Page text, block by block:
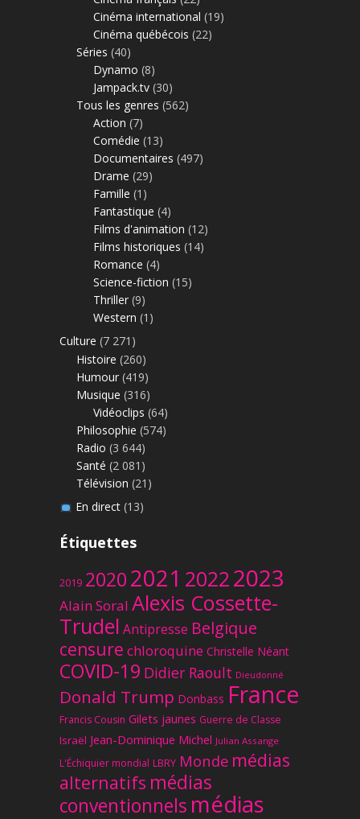
Cinéma international (19)
Cinéma québécois (22)
Séries (40)
Dynamo (8)
Jampack.tv (30)
Tous les genres (562)
Action (7)
Comédie (13)
Documentaires (497)
Drame (29)
Famille (1)
Fantastique (4)
Films d'animation (12)
Films historiques (14)
Romance (4)
Science-fiction (15)
Thriller (9)
Western (1)
Culture (7 271)
Histoire (260)
Humour (419)
Musique (316)
Vidéoclips (64)
Philosophie (574)
Radio (3 644)
Santé (2 081)
Télévision (21)
En direct(13)
Étiquettes
2019 20202021 20222023
Alain Soral Alexis Cossette-
Trudel Antipresse Belgique
censure chloroquine Christelle Néant
COVID-19 Didier Raoult Dieudonné
Donald Trump Donbass France
Francis Cousin Gilets jaunes Guerre de Classe
Israël Jean-Dominique Michel Julian Assange
L'Échiquier mondial LBRY Monde médias
alternatifs médias
conventionnels médias